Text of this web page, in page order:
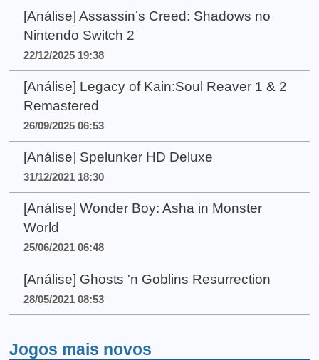
[Análise] Assassin’s Creed: Shadows no
Nintendo Switch 2
22/12/2025 19:38
[Análise] Legacy of Kain:Soul Reaver 1 & 2
Remastered
26/09/2025 06:53
[Análise] Spelunker HD Deluxe
31/12/2021 18:30
[Análise] Wonder Boy: Asha in Monster
World
25/06/2021 06:48
[Análise] Ghosts 'n Goblins Resurrection
28/05/2021 08:53
Jogos mais novos